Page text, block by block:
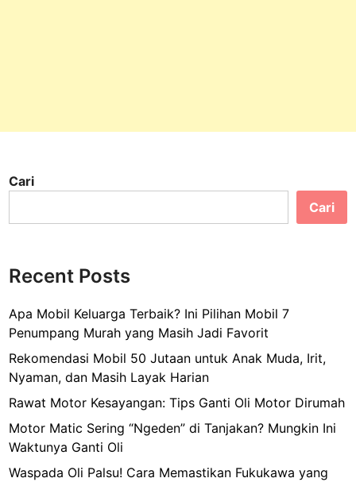
Cari
Cari
Recent Posts
Apa Mobil Keluarga Terbaik? Ini Pilihan Mobil 7
Penumpang Murah yang Masih Jadi Favorit
Rekomendasi Mobil 50 Jutaan untuk Anak Muda, Irit,
Nyaman, dan Masih Layak Harian
Rawat Motor Kesayangan: Tips Ganti Oli Motor Dirumah
Motor Matic Sering “Ngeden” di Tanjakan? Mungkin Ini
Waktunya Ganti Oli
Waspada Oli Palsu! Cara Memastikan Fukukawa yang